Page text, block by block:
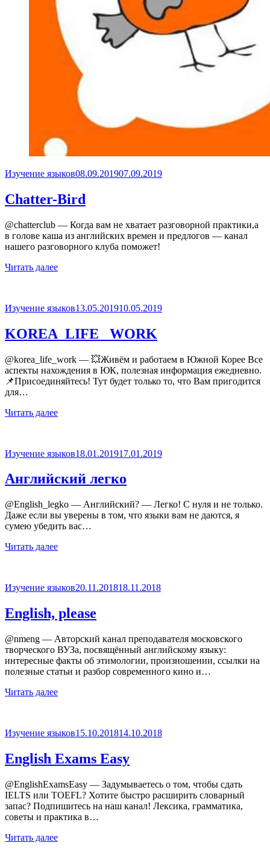
Изучение языковОпубликовано
08.09.201907.09.2019
Chatter-Bird
@chatterclub — Когда вам не хватает разговорной практики,а
в голове каша из английских времен и предлогов — канал
нашего разговорного клуба поможет!
Читать далее
Изучение языковОпубликовано
13.05.201910.05.2019
KOREA_LIFE _WORK
@korea_life_work — 💥Живём и работаем в Южной Корее Все
аспекты нахождения в ЮК, полезная информация ежедневно.
📌Присоединяйтесь! Тут будет только то, что Вам пригодится
для…
Читать далее
Изучение языковОпубликовано
18.01.201917.01.2019
Английский легко
@English_legko — Английский? — Легко! С нуля и не только.
Даже если вы уверены в том, что языки вам не даются, я
сумею убедить вас…
Читать далее
Изучение языковОпубликовано
20.11.201818.11.2018
English, please
@nmeng — Авторский канал преподавателя московского
творческого ВУЗа, посвящённый английскому языку:
интересные факты об этимологии, произношении, ссылки на
полезные статьи и разбор современного кино и…
Читать далее
Изучение языковОпубликовано
15.10.201814.10.2018
English Exams Easy
@EnglishExamsEasy — Задумываетесь о том, чтобы сдать
IELTS или TOEFL? Хотите быстро расширить словарный
запас? Подпишитесь на наш канал! Лексика, грамматика,
советы и практика в…
Читать далее